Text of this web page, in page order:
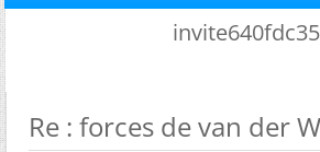
invite640fdc35
Re : forces de van der